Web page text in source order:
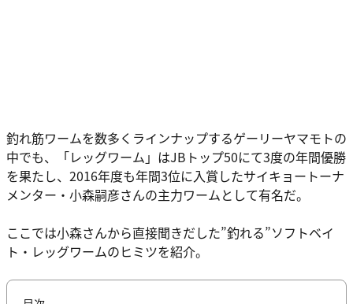
釣れ筋ワームを数多くラインナップするゲーリーヤマモトの
中でも、「レッグワーム」はJBトップ50にて3度の年間優勝
を果たし、2016年度も年間3位に入賞したサイキョートーナ
メンター・小森嗣彦さんの主力ワームとして有名だ。
ここでは小森さんから直接聞きだした”釣れる”ソフトベイ
ト・レッグワームのヒミツを紹介。